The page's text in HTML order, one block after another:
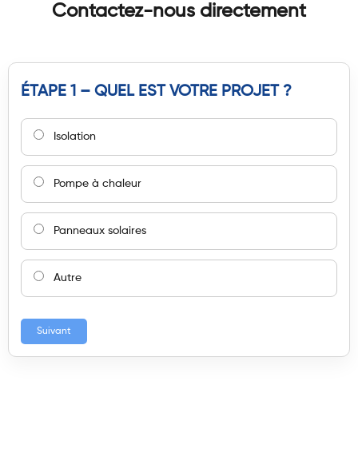
Contactez-nous directement
ÉTAPE 1 – QUEL EST VOTRE PROJET ?
Isolation
Pompe à chaleur
Panneaux solaires
Autre
Suivant